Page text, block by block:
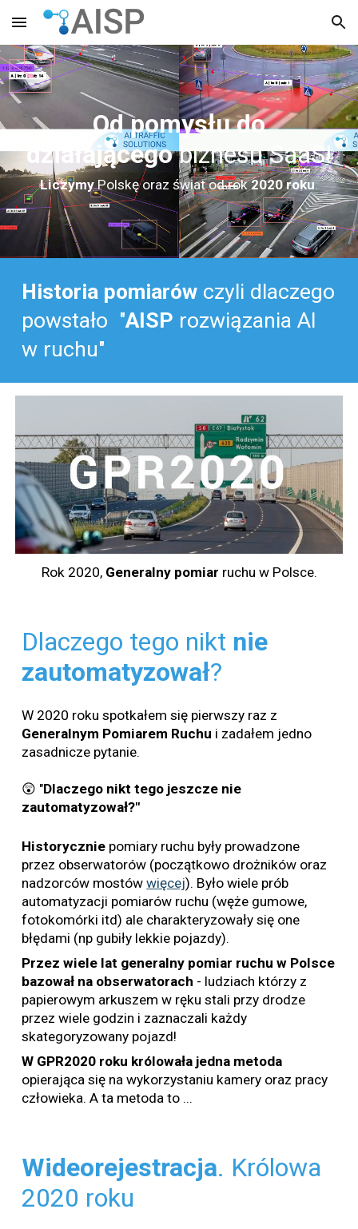
Skip to main content Skip to navigation
Odpomysłu do
działającegobiznesu SaaS!
LiczymyPolskę oraz świat od rok2020 roku.
Historia pomiarów czyli dlaczego
powstało "AISP rozwiązania AI
w ruchu"
Rok 2020, Generalny pomiar ruchu w Polsce.
Dlaczego tego nikt nie
zautomatyzował?
W 2020 roku spotkałem się pierwszy raz z
Generalnym Pomiarem Ruchu i zadałem jedno
zasadnicze pytanie.
😲 "Dlaczego nikt tego jeszcze nie
zautomatyzował?"
Historycznie pomiary ruchu były prowadzone
przez obserwatorów (początkowo drożników oraz
nadzorców mostówwięcej). Było wiele prób
automatyzacji pomiarów ruchu (węże gumowe,
fotokomórki itd) ale charakteryzowały się one
błędami (np gubiły lekkie pojazdy).
Przez wiele lat generalny pomiar ruchu w Polsce
bazował na obserwatorach - ludziach którzy z
papierowym arkuszem w ręku stali przy drodze
przez wiele godzin i zaznaczali każdy
skategoryzowany pojazd!
W GPR2020 roku królowała jedna metoda
opierająca się na wykorzystaniu kamery oraz pracy
człowieka. A ta metoda to ...
Wideorejestracja. Królowa
2020 roku